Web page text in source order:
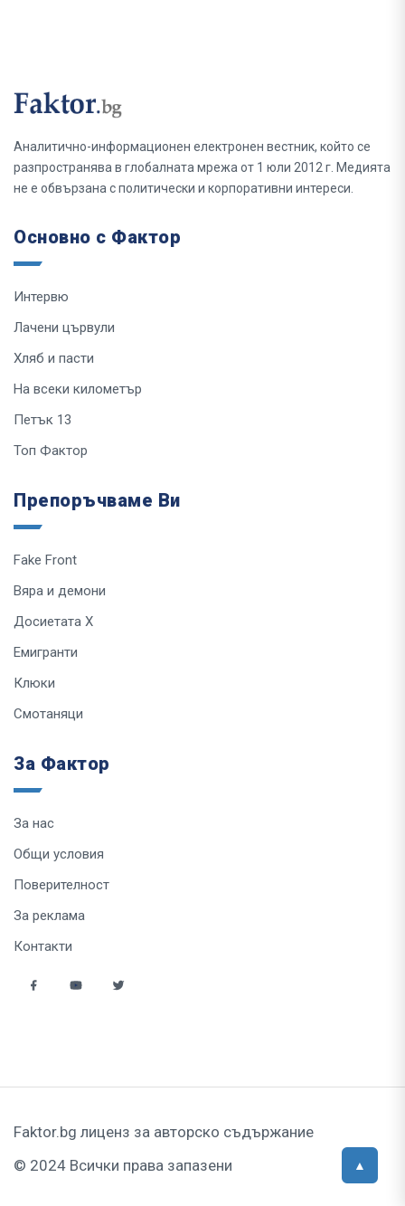
Аналитично-информационен електронен вестник, който се
разпространява в глобалната мрежа от 1 юли 2012 г. Медията
не е обвързана с политически и корпоративни интереси.
Основно с Фактор
Интервю
Лачени цървули
Хляб и пасти
На всеки километър
Петък 13
Топ Фактор
Препоръчваме Ви
Fake Front
Вяра и демони
Досиетата Х
Емигранти
Клюки
Смотаняци
За Фактор
За нас
Общи условия
Поверителност
За реклама
Контакти
Faktor.bg лиценз за авторско съдържание
© 2024 Всички права запазени